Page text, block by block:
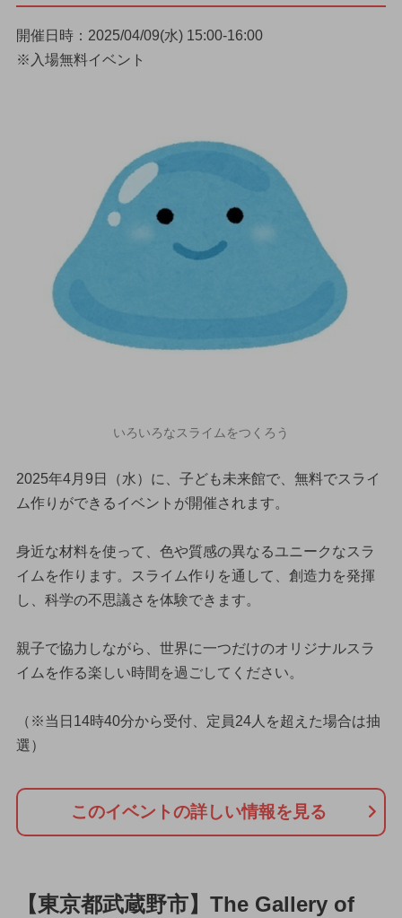
開催日時：2025/04/09(水) 15:00-16:00
※入場無料イベント
いろいろなスライムをつくろう
2025年4月9日（水）に、子ども未来館で、無料でスライ
ム作りができるイベントが開催されます。
身近な材料を使って、色や質感の異なるユニークなスラ
イムを作ります。スライム作りを通して、創造力を発揮
し、科学の不思議さを体験できます。
親子で協力しながら、世界に一つだけのオリジナルスラ
イムを作る楽しい時間を過ごしてください。
（※当日14時40分から受付、定員24人を超えた場合は抽
選）
このイベントの詳しい情報を見る
【東京都武蔵野市】The Gallery of